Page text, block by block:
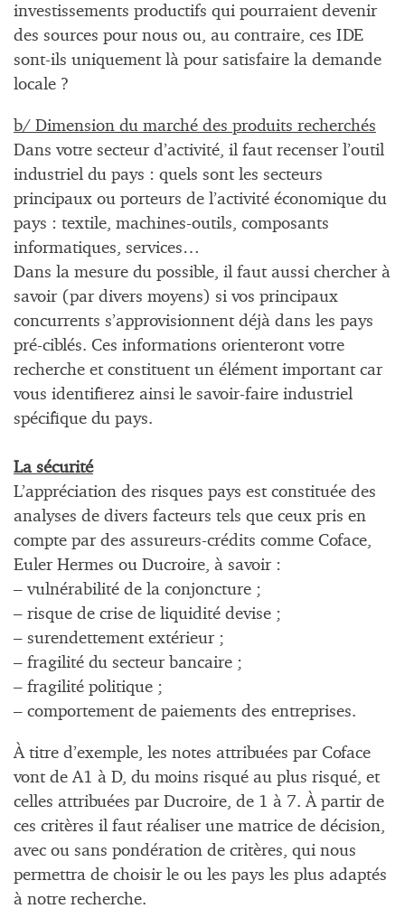
investissements productifs qui pourraient devenir
des sources pour nous ou, au contraire, ces IDE
sont-ils uniquement là pour satisfaire la demande
locale ?
b/ Dimension du marché des produits recherchés
Dans votre secteur d’activité, il faut recenser l’outil
industriel du pays : quels sont les secteurs
principaux ou porteurs de l’activité économique du
pays : textile, machines-outils, composants
informatiques, services…
Dans la mesure du possible, il faut aussi chercher à
savoir (par divers moyens) si vos principaux
concurrents s’approvisionnent déjà dans les pays
pré-ciblés. Ces informations orienteront votre
recherche et constituent un élément important car
vous identifierez ainsi le savoir-faire industriel
spécifique du pays.
La sécurité
L’appréciation des risques pays est constituée des
analyses de divers facteurs tels que ceux pris en
compte par des assureurs-crédits comme Coface,
Euler Hermes ou Ducroire, à savoir :
– vulnérabilité de la conjoncture ;
– risque de crise de liquidité devise ;
– surendettement extérieur ;
– fragilité du secteur bancaire ;
– fragilité politique ;
– comportement de paiements des entreprises.
À titre d’exemple, les notes attribuées par Coface
vont de A1 à D, du moins risqué au plus risqué, et
celles attribuées par Ducroire, de 1 à 7. À partir de
ces critères il faut réaliser une matrice de décision,
avec ou sans pondération de critères, qui nous
permettra de choisir le ou les pays les plus adaptés
à notre recherche.